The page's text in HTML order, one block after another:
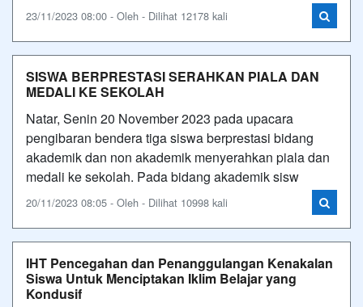
23/11/2023 08:00 - Oleh - Dilihat 12178 kali
SISWA BERPRESTASI SERAHKAN PIALA DAN
MEDALI KE SEKOLAH
Natar, Senin 20 November 2023 pada upacara
pengibaran bendera tiga siswa berprestasi bidang
akademik dan non akademik menyerahkan piala dan
medali ke sekolah. Pada bidang akademik sisw
20/11/2023 08:05 - Oleh - Dilihat 10998 kali
IHT Pencegahan dan Penanggulangan Kenakalan
Siswa Untuk Menciptakan Iklim Belajar yang
Kondusif